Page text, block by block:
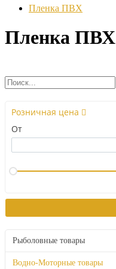
Пленка ПВХ
Пленка ПВХ
Розничная цена
От
Рыболовные товары
Водно-Моторные товары